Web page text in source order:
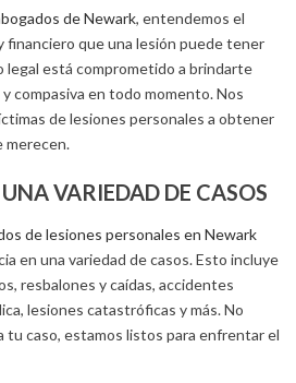
de Newark, entendemos el
financiero que una lesión puede tener
legal está comprometido a brindarte
compasiva en todo momento. Nos
de lesiones personales a obtener
merecen.
VARIEDAD DE CASOS
de lesiones personales en Newark
en una variedad de casos. Esto incluye
resbalones y caídas, accidentes
lesiones catastróficas y más. No
tu caso, estamos listos para enfrentar el